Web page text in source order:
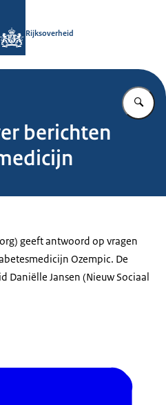
Rijksoverheid
berichten
geeft antwoord op vragen
Ozempic. De
Daniëlle Jansen (Nieuw Sociaal